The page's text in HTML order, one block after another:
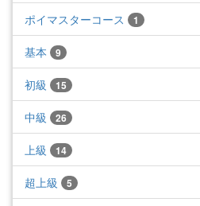
ポイマスターコース 1
基本 9
初級 15
中級 26
上級 14
超上級 5